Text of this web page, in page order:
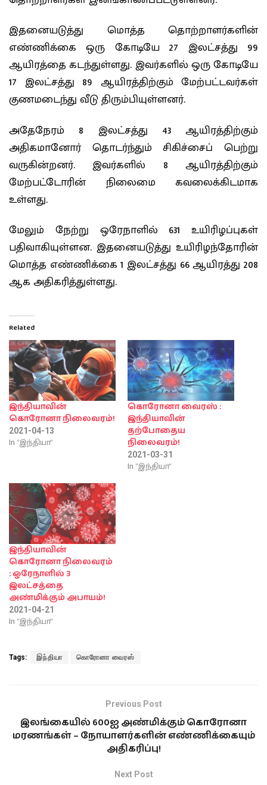
இதனையடுத்து மொத்த தொற்றாளர்களின்
எண்ணிக்கை ஒரு கோடியே 27 இலட்சத்து 99
ஆயிரத்தை கடந்துள்ளது. இவர்களில் ஒரு கோடியே
17 இலட்சத்து 89 ஆயிரத்திற்கும் மேற்பட்டவர்கள்
குணமடைந்து வீடு திரும்பியுள்ளனர்.
அதேநேரம் 8 இலட்சத்து 43 ஆயிரத்திற்கும்
அதிகமானோர் தொடர்ந்தும் சிகிச்சைப் பெற்று
வருகின்றனர். இவர்களில் 8 ஆயிரத்திற்கும்
மேற்பட்டோரின் நிலைமை கவலைக்கிடமாக
உள்ளது.
மேலும் நேற்று ஒரேநாளில் 631 உயிரிழப்புகள்
பதிவாகியுள்ளன. இதனையடுத்து உயிரிழந்தோரின்
மொத்த எண்ணிக்கை 1 இலட்சத்து 66 ஆயிரத்து 208
ஆக அதிகரித்துள்ளது.
Related
இந்தியாவின்
கொரோனா நிலைவரம்!
2021-04-13
In "இந்தியா"
கொரோனா வைரஸ் :
இந்தியாவின்
தற்போதைய
நிலைவரம்!
2021-03-31
In "இந்தியா"
இந்தியாவின்
கொரோனா நிலைவரம்
: ஒரேநாளில் 3
இலட்சத்தை
அண்மிக்கும் அபாயம்!
2021-04-21
In "இந்தியா"
Tags: இந்தியா கொரோனா வைரஸ்
Previous Post
இலங்கையில் 600ஐ அண்மிக்கும் கொரோனா
மரணங்கள் – நோயாளர்களின் எண்ணிக்கையும்
அதிகரிப்பு!
Next Post